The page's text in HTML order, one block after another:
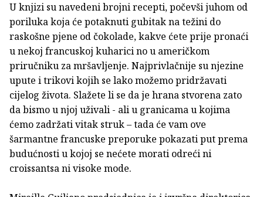
U knjizi su navedeni brojni recepti, počevši juhom od
poriluka koja će potaknuti gubitak na težini do
raskošne pjene od čokolade, kakve ćete prije pronaći
u nekoj francuskoj kuharici no u američkom
priručniku za mršavljenje. Najprivlačnije su njezine
upute i trikovi kojih se lako možemo pridržavati
cijelog života. Slažete li se da je hrana stvorena zato
da bismo u njoj uživali - ali u granicama u kojima
ćemo zadržati vitak struk – tada će vam ove
šarmantne francuske preporuke pokazati put prema
budućnosti u kojoj se nećete morati odreći ni
croissantsa ni visoke mode.